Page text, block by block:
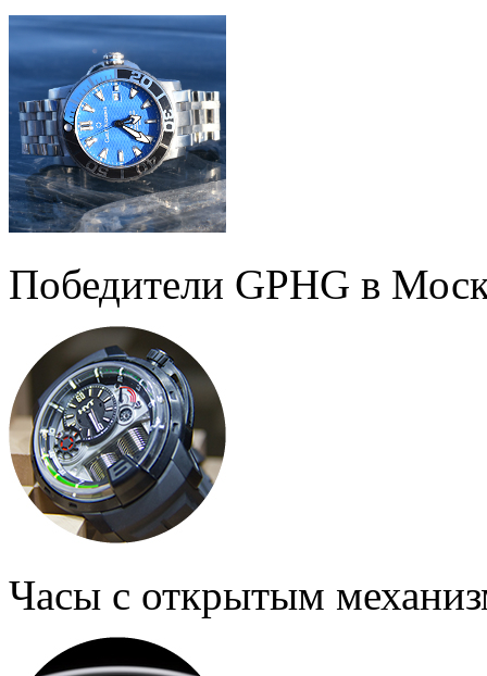
Победители GPHG в
Часы с открытым